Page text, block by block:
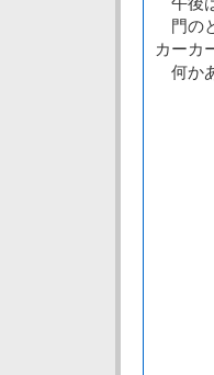
門の
カーカ
何か